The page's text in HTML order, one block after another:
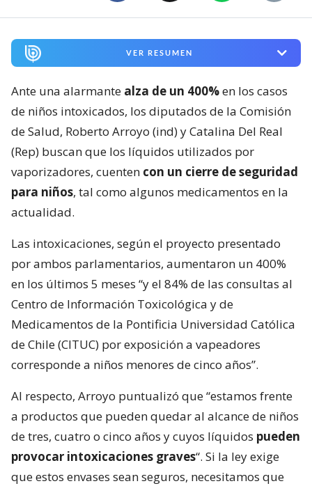
VER RESUMEN
Ante una alarmante alza de un 400%en los casos
de niños intoxicados, los diputados de la Comisión
de Salud, Roberto Arroyo (ind) y Catalina Del Real
(Rep) buscan que los líquidos utilizados por
vaporizadores, cuenten con un cierre de seguridad
para niños, tal como algunos medicamentos en la
actualidad.
Las intoxicaciones, según el proyecto presentado
por ambos parlamentarios, aumentaron un 400%
en los últimos 5 meses “y el 84% de las consultas al
Centro de Información Toxicológica y de
Medicamentos de la Pontificia Universidad Católica
de Chile (CITUC) por exposición a vapeadores
corresponde a niños menores de cinco años”.
Al respecto, Arroyo puntualizó que “estamos frente
a productos que pueden quedar al alcance de niños
de tres, cuatro o cinco años y cuyos líquidos pueden
provocar intoxicaciones graves“. Si la ley exige
que estos envases sean seguros, necesitamos que